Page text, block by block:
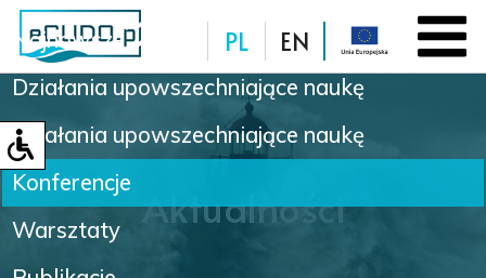
PL EN
Baza danych
Aktualności
Najnowsze
Działania upowszechniające naukę
Działania upowszechniające naukę
Konferencje
Warsztaty